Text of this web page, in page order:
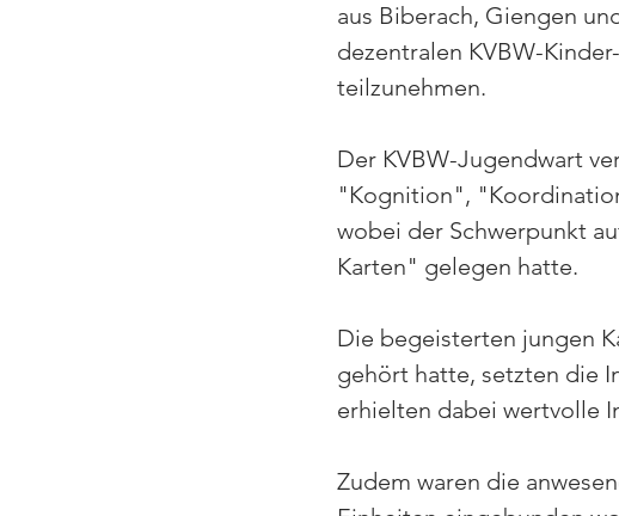
aus Biberach, Giengen
dezentralen KVBW-
teilzunehmen.
Der KVBW-Jugendwart
"Kognition",
wobei der Schwerpunkt
Karten" gelegen hatte.
Die begeisterten jungen
gehört hatte, setzten die
erhielten dabei wertvolle
Zudem waren die